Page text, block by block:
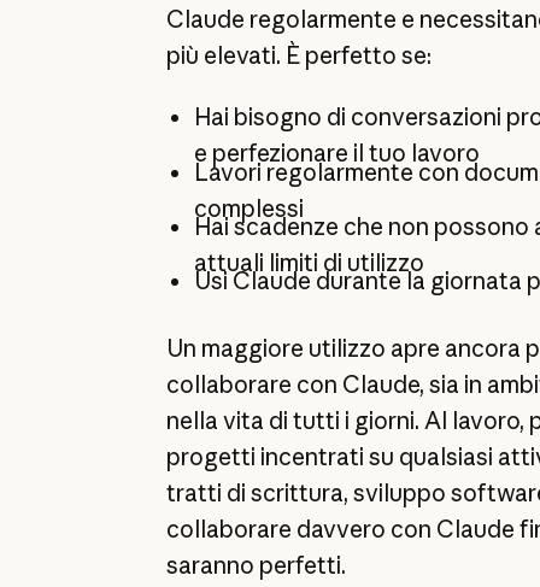
Claude regolarmente e
più elevati. È perfetto se:
Hai bisogno di conversazioni
e perfezionare il tuo lavoro
Lavori regolarmente con
complessi
Hai scadenze che non
attuali limiti di utilizzo
Usi Claude durante la giornata
Un maggiore utilizzo apre ancora
collaborare con Claude, sia in
nella vita di tutti i giorni. Al lavoro,
progetti incentrati su qualsiasi
tratti di scrittura, sviluppo
collaborare davvero con Claude
saranno perfetti.